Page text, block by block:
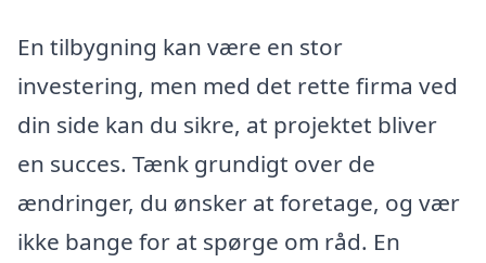
En tilbygning kan være en stor
investering, men med det rette firma ved
din side kan du sikre, at projektet bliver
en succes. Tænk grundigt over de
ændringer, du ønsker at foretage, og vær
ikke bange for at spørge om råd. En